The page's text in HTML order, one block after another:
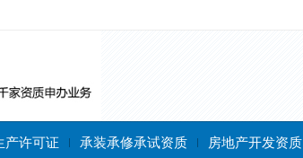
产许可证 承装承修承试资质 房地产开发资质